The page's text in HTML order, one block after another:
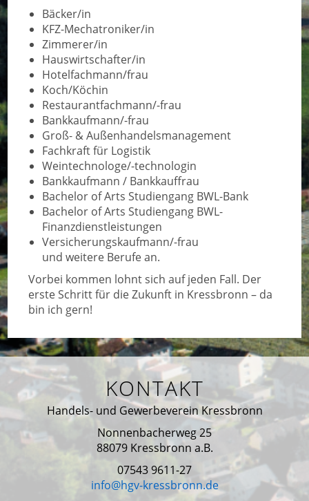
Bäcker/in
KFZ-Mechatroniker/in
Zimmerer/in
Hauswirtschafter/in
Hotelfachmann/frau
Koch/Köchin
Restaurantfachmann/-frau
Bankkaufmann/-frau
Groß- & Außenhandelsmanagement
Fachkraft für Logistik
Weintechnologe/-technologin
Bankkaufmann / Bankkauffrau
Bachelor of Arts Studiengang BWL-Bank
Bachelor of Arts Studiengang BWL-
Finanzdienstleistungen
Versicherungskaufmann/-frau
und weitere Berufe an.
Vorbei kommen lohnt sich auf jeden Fall. Der
erste Schritt für die Zukunft in Kressbronn – da
bin ich gern!
KONTAKT
Handels- und Gewerbeverein Kressbronn
Nonnenbacherweg 25
88079 Kressbronn a.B.
07543 9611-27
info@hgv-kressbronn.de